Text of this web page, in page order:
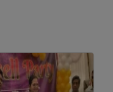
रुपये से बदलेगी राज्य की